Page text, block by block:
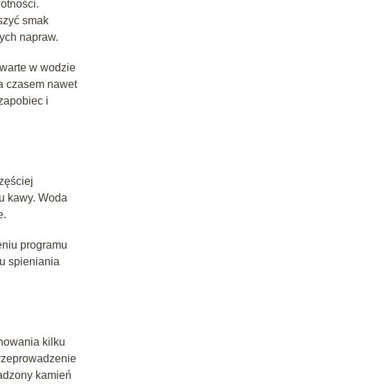
smak
napraw.
w wodzie
czasem nawet
i
kawy. Woda
programu
spieniania
kilku
kamień